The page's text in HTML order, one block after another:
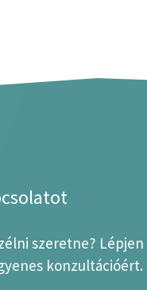
szeretne?
konzultációért.